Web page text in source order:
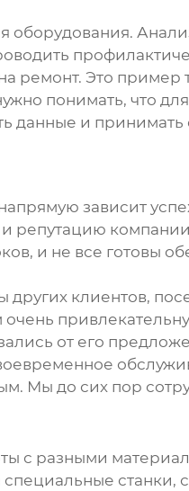
оборудования.
ремонт. Это пример
понимать, что
данные и
зависит
и репутацию
и не все готовы
клиентов,
от его
Мы до сих пор
с разными
станки,